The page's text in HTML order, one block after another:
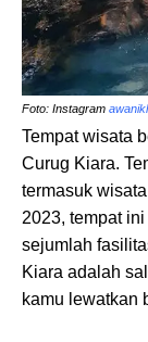
Foto: Instagram
Tempat wisata
Curug Kiara.
termasuk
2023, tempat
sejumlah
Kiara adalah
kamu lewatkan